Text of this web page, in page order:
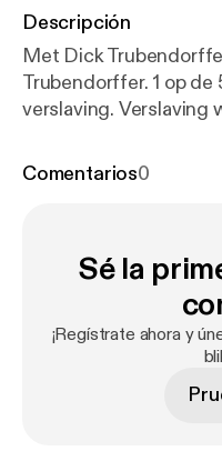
Descripción
Met Dick
Trubendorffer. 1 op de 5 Nederlanders heeft een
verslaving. Verslaving
fenomeen is dat
Trubendorffer: dertig
oprichter van
zelfhulpgroepen,
uniek clubhuis in
duurzaam herstel. En
Comentarios0
Sé la
¡Regístrate ahora y